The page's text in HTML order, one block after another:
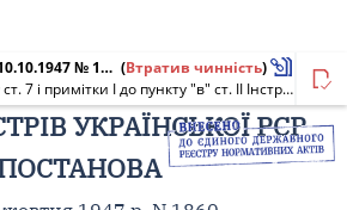
Постанова від 10.10.1947 № 1860 (Втратив чинність)
Про часткову зміну ст. 7 і примітки I до пункту "в" ст. II Інструкції про порядок вчинення нотаріальних дій виконавчими комітетами міських, селищних і сільських Рад депутатів трудящих